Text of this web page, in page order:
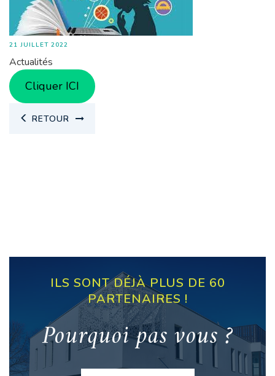
21 JUILLET 2022
Actualités
Cliquer ICI
RETOUR
ILS SONT DÉJÀ PLUS DE 60
PARTENAIRES !
Pourquoi pas vous ?